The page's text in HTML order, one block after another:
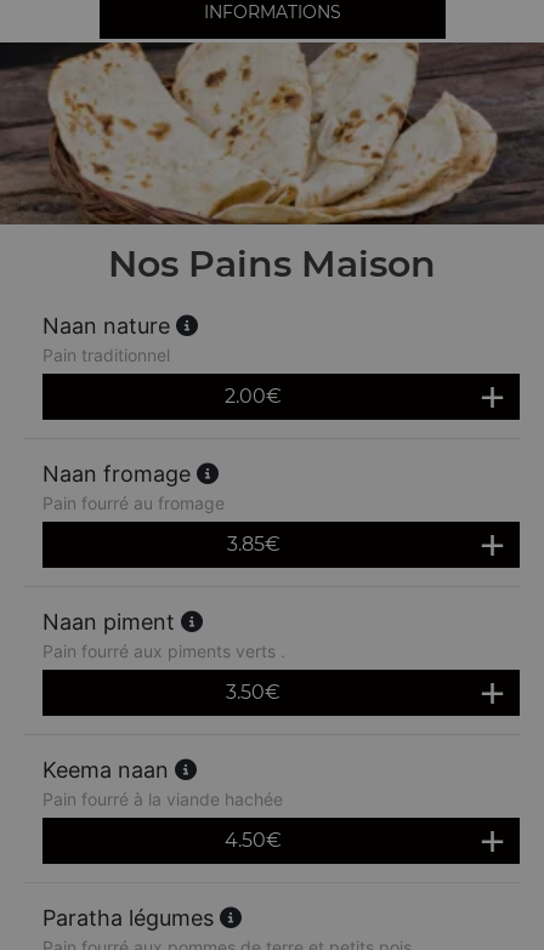
INFORMATIONS
Nos Pains Maison
Naan nature
Pain traditionnel
2.00€
Naan fromage
Pain fourré au fromage
3.85€
Naan piment
Pain fourré aux piments verts .
3.50€
Keema naan
Pain fourré à la viande hachée
4.50€
Paratha légumes